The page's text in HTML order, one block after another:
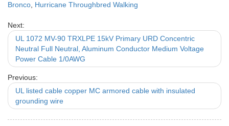
Bronco Hurricane Throughbred Walking
Next:
UL 1072 MV-90 TRXLPE 15kV Primary URD Concentric
Neutral Full Neutral, Aluminum Conductor Medium Voltage
Power Cable 1/0AWG
Previous:
UL listed cable copper MC armored cable with insulated
grounding wire